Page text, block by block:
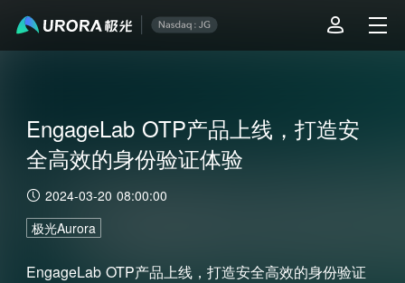
EngageLab OTP产品上线，打造安
全高效的身份验证体验
2024-03-20 08:00:00
极光Aurora
EngageLab OTP产品上线，打造安全高效的身份验证